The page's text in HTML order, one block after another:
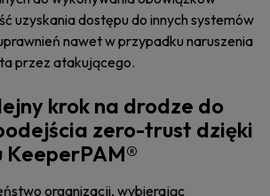
uzyskania dostępu do innych systemów
nawet w przypadku naruszenia
przez atakującego.
krok na drodze do
zero-trust dzięki
KeeperPAM®
organizacji, wybierając